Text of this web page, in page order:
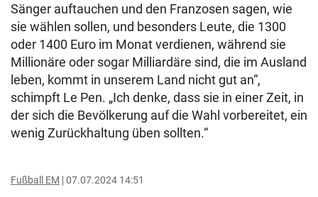
Sänger auftauchen und den Franzosen sagen, wie
sie wählen sollen, und besonders Leute, die 1300
oder 1400 Euro im Monat verdienen, während sie
Millionäre oder sogar Milliardäre sind, die im Ausland
leben, kommt in unserem Land nicht gut an“,
schimpft Le Pen. „Ich denke, dass sie in einer Zeit, in
der sich die Bevölkerung auf die Wahl vorbereitet, ein
wenig Zurückhaltung üben sollten.“
Fußball EM 07.07.2024 14:51